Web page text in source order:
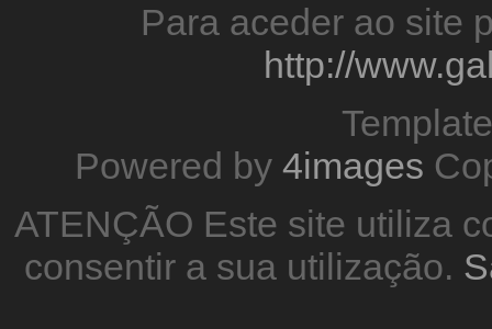
Para aceder ao site
http://
Powered by 4images
ATENÇÃO Este site utiliza
consentir a sua utilização.